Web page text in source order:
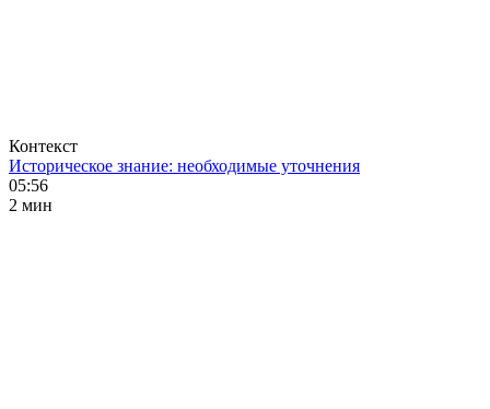
Контекст
Историческое знание: необходимые уточнения
05:56
2 мин